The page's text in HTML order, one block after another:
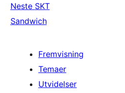
Neste SKT
Sandwich
Fremvisning
Temaer
Utvidelser